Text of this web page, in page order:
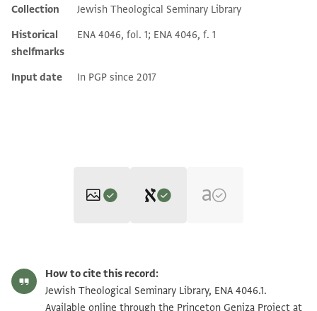
Additional metadata
Collection
Jewish Theological Seminary Library
Historical
shelfmarks
ENA 4046, fol. 1; ENA 4046, f. 1
Input date In PGP since 2017
Moshe Gil,Palestine During the First Muslim Period (634–1099)‎
Hebrew) (Tel Aviv University, 1983), vol. 2.
בשמך רחמ
ENA 4046.1 2
How to cite this record:
Jewish Theological Seminary Library, ENA 4046.1.
Available online through the Princeton Geniza Project at